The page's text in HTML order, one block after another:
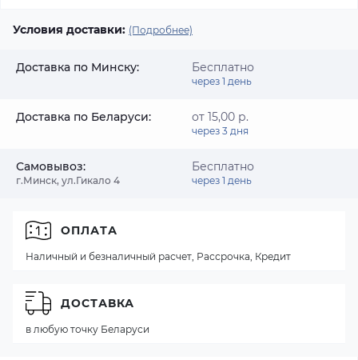
Условия доставки: (Подробнее)
Доставка по Минску: Бесплатно
через 1 день
Доставка по Беларуси: от 15,00 р.
через 3 дня
Самовывоз:
г.Минск, ул.Гикало 4
Бесплатно
через 1 день
ОПЛАТА
Наличный и безналичный расчет, Рассрочка, Кредит
ДОСТАВКА
в любую точку Беларуси